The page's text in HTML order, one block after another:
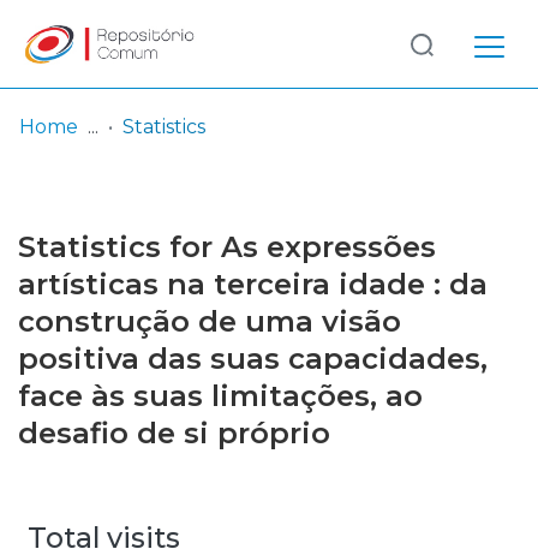
Browse repository
Entities
Log
In
(current)
Home Statistics
Statistics for As expressões
artísticas na terceira idade : da
construção de uma visão
positiva das suas capacidades,
face às suas limitações, ao
desafio de si próprio
Total visits